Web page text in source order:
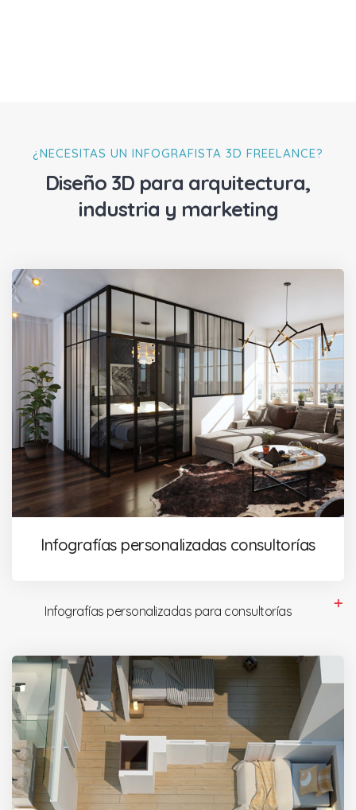
¿NECESITAS UN INFOGRAFISTA 3D FREELANCE?
Diseño 3D para arquitectura,
industria y marketing
Infografías personalizadas consultorías
Infografías personalizadas para consultorías